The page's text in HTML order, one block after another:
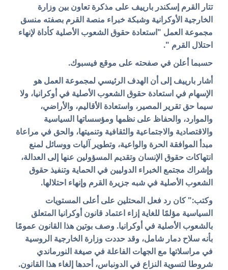
تتار القرم إسكندر بارييف على مذكرة تعاون بين وزارة
الخارجية الأوكرانية وشبكة خبراء منصة القرم بصفته منسق
مجموعة العمل "استعادة حقوق الشعوب الأصلية كأداة لإنهاء
احتلال القرم ".
حسبما أعلن في صفحته على موقع فيسبوك.
أشار بارييف إلى أن الهدف الرئيسي لمجموعة العمل هو
الإسهام في استعادة حقوق الشعوب الأصلية في أوكرانيا، ولا
سيما حق تقرير المصير، واستعادة الأقاليم، والأراضي،
والموارد، والحفاظ على نظمها ومؤسساتها السياسية
والاقتصادية والاجتماعية والثقافية وتنميتها، والحق في مراعاة
مبدأ الموافقة الحرة والواعية، وتطوير آليات ووسائل لمنع
انتهاكات حقوق الإنسان وتقديم المسؤولين عنها إلى العدالة،
وإشراك مجتمع الخبراء الدوليين في الحماية وتنفيذ حقوق
الشعوب الأصلية في شبه جزيرة القرم وإنهاء احتلالها.
وكتب:" كان رد فعل المحتلين على أعلى المستويات
السياسية مؤلمًا للغاية إزاء اعتماد قانون أوكرانيا المتعلق
بالشعوب الأصلية في أوكرانيا. وصف بوتين هذا القانون عمومًا
بأنه سلاح دمار شامل، وقد حددت وزارة الخارجية الروسية
في مراسلاتها مع الجهات الفاعلة في صيغة النورماندي
شروطا لتسوية النزاع في الدونباس، أحدها إلغاء هذا القانون.